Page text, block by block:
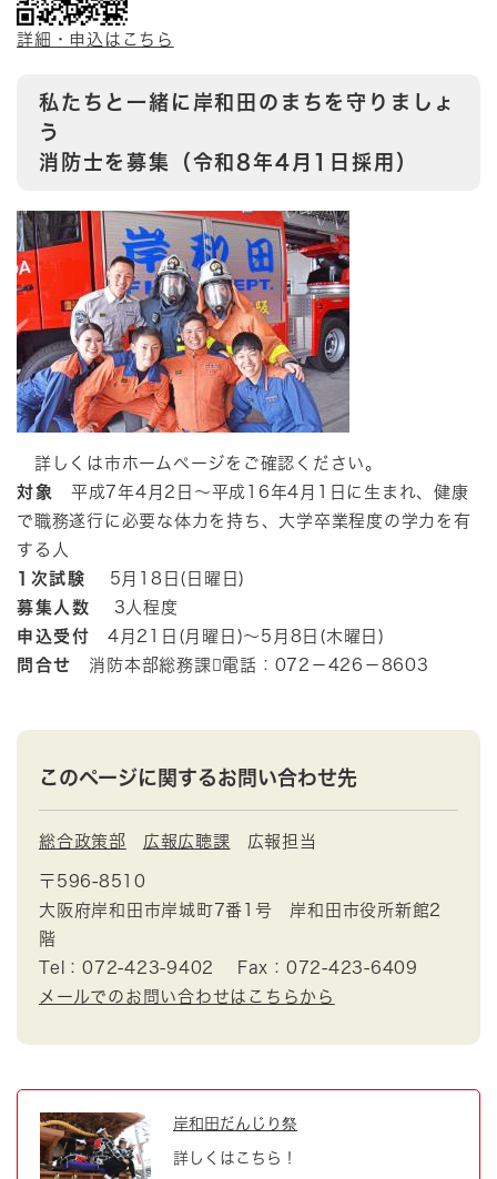
詳細・申込はこちら
私たちと一緒に岸和田のまちを守りましょ
う
消防士を募集（令和8年4月1日採用）
詳しくは市ホームページをご確認ください。
対象
平成7年4月2日～平成16年4月1日に生まれ、健康
で職務遂行に必要な体力を持ち、大学卒業程度の学力を有
する人​
​1次試験 5月18日(日曜日)
募集人数 3人程度
申込受付 4月21日(月曜日)～5月8日(木曜日)
問合せ 消防本部総務課電話：072－426－8603​
このページに関するお問い合わせ先
総合政策部 広報広聴課 広報担当
〒596-8510
大阪府岸和田市岸城町7番1号 岸和田市役所新館2
階
Tel：072-423-9402
Fax：072-423-6409
メールでのお問い合わせはこちらから
岸和田だんじり祭
詳しくはこちら！